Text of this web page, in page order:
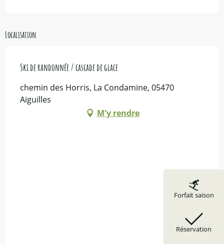
Forfait saison
Réservation
Localisation
Ski de randonnée / cascade de glace
chemin des Horris, La Condamine, 05470
Aiguilles
M'y rendre